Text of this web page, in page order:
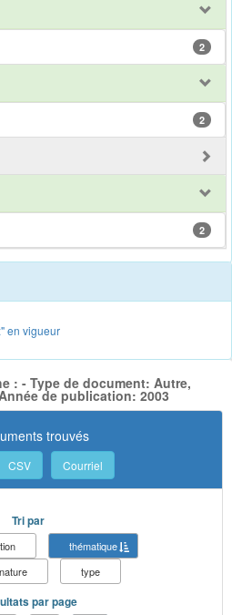
2
2
2
en vigueur
: - Type de document: Autre,
de publication: 2003
trouvés
CSV Courriel
Tri par
thématique
type
par page